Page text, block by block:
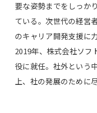
要な姿勢までをしっか
ている。次世代の経営
のキャリア開発支援に
2019年、株式会社ソフ
役に就任。社外という
上、社の発展のために